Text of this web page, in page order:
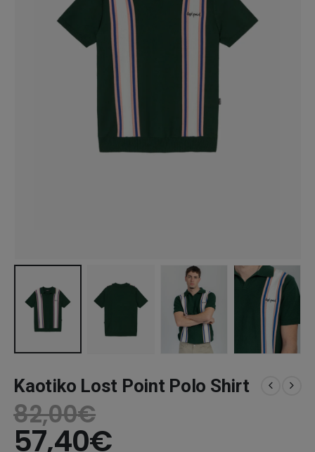
Kaotiko Lost Point Polo Shirt
82,00€
57,40€